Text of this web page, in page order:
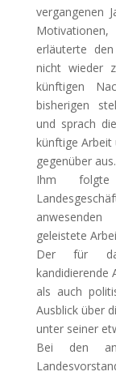
vergangenen
erläuterte
nicht wieder
künftigen
bisherigen
und sprach
künftige Arbeit
gegenüber aus.
Ihm folgte
geleistete
Der für
kandidierende
als auch
Ausblick über
unter seiner
Bei den